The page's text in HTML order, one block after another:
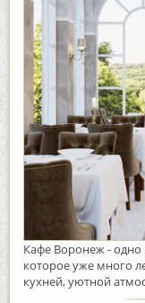
Кафе Воронеж - одно
которое уже много
кухней, уютной